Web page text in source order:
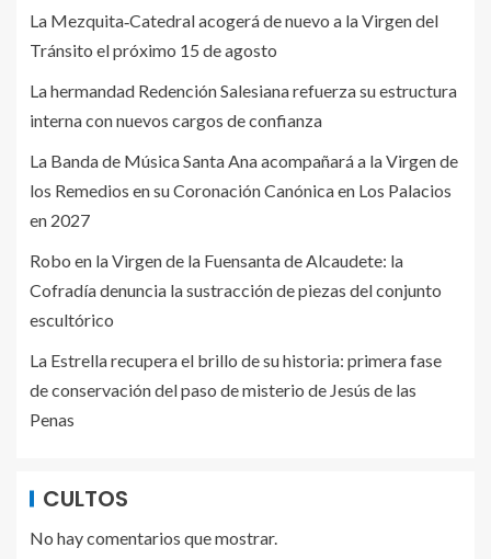
La Mezquita‑Catedral acogerá de nuevo a la Virgen del
Tránsito el próximo 15 de agosto
La hermandad Redención Salesiana refuerza su estructura
interna con nuevos cargos de confianza
La Banda de Música Santa Ana acompañará a la Virgen de
los Remedios en su Coronación Canónica en Los Palacios
en 2027
Robo en la Virgen de la Fuensanta de Alcaudete: la
Cofradía denuncia la sustracción de piezas del conjunto
escultórico
La Estrella recupera el brillo de su historia: primera fase
de conservación del paso de misterio de Jesús de las
Penas
CULTOS
No hay comentarios que mostrar.